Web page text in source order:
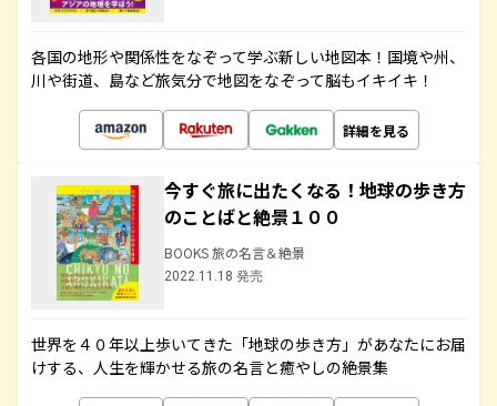
各国の地形や関係性をなぞって学ぶ新しい地図本！国境や州、
川や街道、島など旅気分で地図をなぞって脳もイキイキ！
詳細を見る
今すぐ旅に出たくなる！地球の歩き方
のことばと絶景１００
BOOKS 旅の名言＆絶景
2022.11.18 発売
世界を４０年以上歩いてきた「地球の歩き方」があなたにお届
けする、人生を輝かせる旅の名言と癒やしの絶景集